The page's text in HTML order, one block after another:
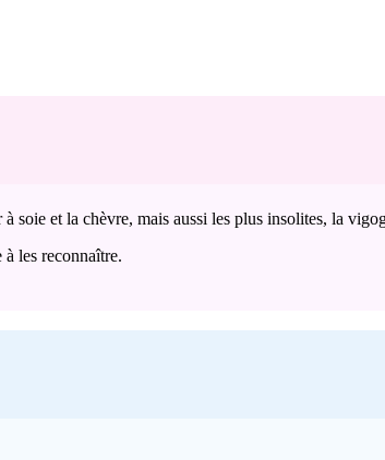
soie et la chèvre, mais aussi les plus insolites, la
les reconnaître.